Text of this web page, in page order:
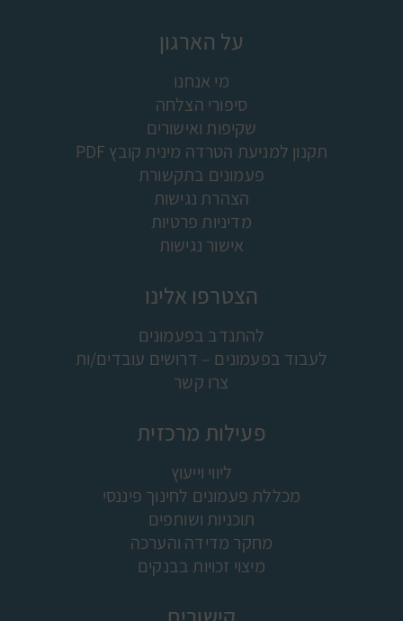
על הארגון
מי אנחנו
סיפורי הצלחה
שקיפות ואישורים
תקנון למניעת הטרדה מינית קובץ PDF
פעמונים בתקשורת
הצהרת נגישות
מדיניות פרטיות
אישור נגישות
הצטרפו אלינו
להתנדב בפעמונים
לעבוד בפעמונים – דרושים עובדים/ות
צרו קשר
פעילות מרכזית
ליווי וייעוץ
מכללת פעמונים לחינוך פיננסי
תוכניות ושותפים
מחקר מדידה והערכה
מיצוי זכויות בבנקים